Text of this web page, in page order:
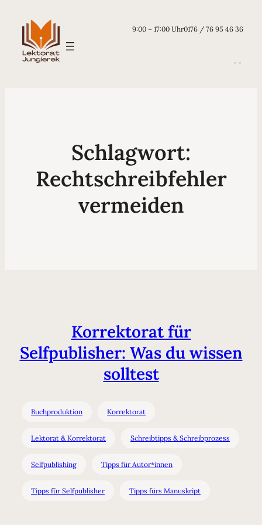
9:00 – 17:00 Uhr0176 / 76 95 46 36
Schlagwort:
Rechtschreibfehler
vermeiden
Korrektorat für
Selfpublisher: Was du wissen
solltest
Buchproduktion Korrektorat
Lektorat & Korrektorat Schreibtipps & Schreibprozess
Selfpublishing Tipps für Autor*innen
Tipps für Selfpublisher Tipps fürs Manuskript